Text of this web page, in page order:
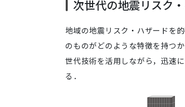
次世代の地震リスク
地域の地震リスク・ハザードを
のものがどのような特徴を持つ
世代技術を活用しながら，迅速
る．